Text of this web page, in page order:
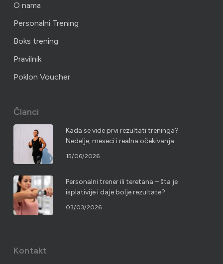
O nama
Personalni Trening
Boks trening
Pravilnik
Poklon Voucher
Članci
Kada se vide prvi rezultati treninga?
Nedelje, meseci i realna očekivanja
15/06/2026
Personalni trener ili teretana – šta je
isplativije i daje bolje rezultate?
03/03/2026
Kontakt